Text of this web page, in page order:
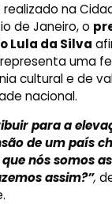
na
de Janeiro, o
Lula da Silva
representa uma
cultural e de
nacional.
para a
de um país
nós somos
assim?”,